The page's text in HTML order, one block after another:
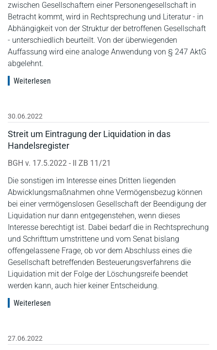
zwischen Gesellschaftern einer Personengesellschaft in
Betracht kommt, wird in Rechtsprechung und Literatur - in
Abhängigkeit von der Struktur der betroffenen Gesellschaft
- unterschiedlich beurteilt. Von der überwiegenden
Auffassung wird eine analoge Anwendung von § 247 AktG
abgelehnt.
Weiterlesen
30.06.2022
Streit um Eintragung der Liquidation in das
Handelsregister
BGH v. 17.5.2022 - II ZB 11/21
Die sonstigen im Interesse eines Dritten liegenden
Abwicklungsmaßnahmen ohne Vermögensbezug können
bei einer vermögenslosen Gesellschaft der Beendigung der
Liquidation nur dann entgegenstehen, wenn dieses
Interesse berechtigt ist. Dabei bedarf die in Rechtsprechung
und Schrifttum umstrittene und vom Senat bislang
offengelassene Frage, ob vor dem Abschluss eines die
Gesellschaft betreffenden Besteuerungsverfahrens die
Liquidation mit der Folge der Löschungsreife beendet
werden kann, auch hier keiner Entscheidung.
Weiterlesen
27.06.2022